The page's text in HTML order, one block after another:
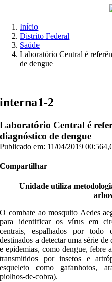
Início
Distrito Federal
Saúde
Laboratório Central é
de dengue
interna1-2
Laboratório Central é
diagnóstico de dengue
Publicado em: 11/04/2019 00:56
Compartilhar
Unidade utiliza
O combate ao mosquito Aedes
para identificar os vírus em
centrais, espalhados por todo
destinados a detectar uma série de
e epidemias, como dengue, febre
transmitidos por insetos e
esqueleto como gafanhotos,
piolhos-de-cobra).